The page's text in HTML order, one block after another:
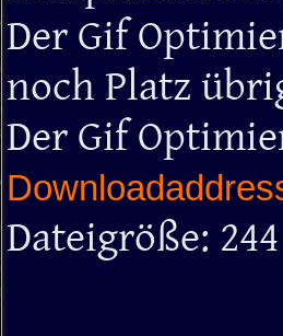
Der Gif
noch Platz
Der Gif
Dateigröße: